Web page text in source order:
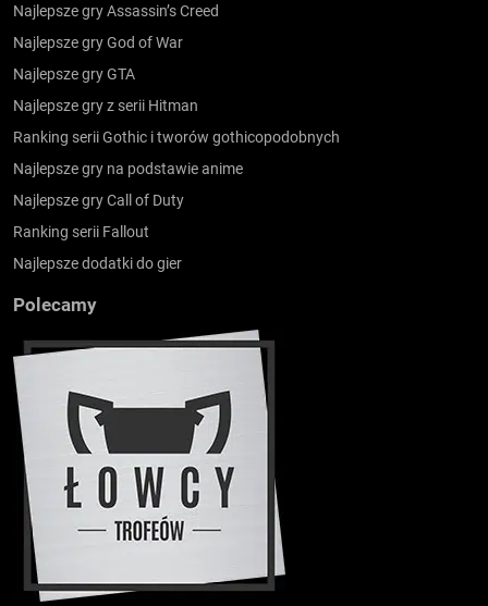
Najlepsze gry Assassin’s Creed
Najlepsze gry God of War
Najlepsze gry GTA
Najlepsze gry z serii Hitman
Ranking serii Gothic i tworów gothicopodobnych
Najlepsze gry na podstawie anime
Najlepsze gry Call of Duty
Ranking serii Fallout
Najlepsze dodatki do gier
Polecamy